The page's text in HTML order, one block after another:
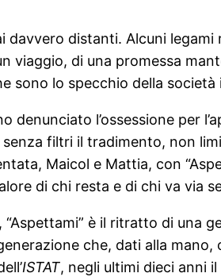
davvero distanti. Alcuni
viaggio, di una promessa
sono lo specchio della
denunciato l’ossessione per
filtri il tradimento, non
Maicol e Mattia, con
di chi resta e di chi va via
“Aspettami” è il ritratto di una
che, dati alla
ISTAT, negli ultimi dieci anni